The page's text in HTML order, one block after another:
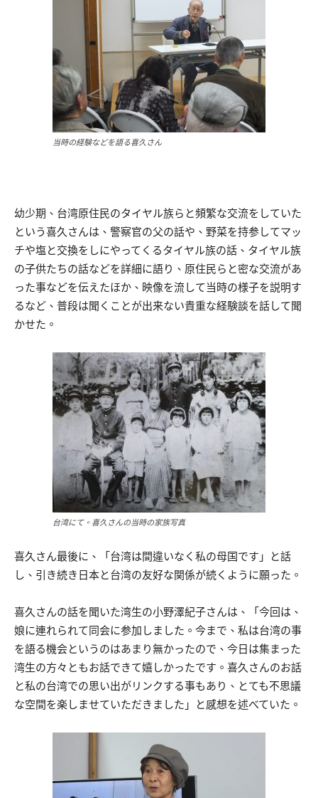
当時の経験などを語る喜久さん
幼少期、台湾原住民のタイヤル族らと頻繁な交流をしていた
という喜久さんは、警察官の父の話や、野菜を持参してマッ
チや塩と交換をしにやってくるタイヤル族の話、タイヤル族
の子供たちの話などを詳細に語り、原住民らと密な交流があ
った事などを伝えたほか、映像を流して当時の様子を説明す
るなど、普段は聞くことが出来ない貴重な経験談を話して聞
かせた。
台湾にて。喜久さんの当時の家族写真
喜久さん最後に、「台湾は間違いなく私の母国です」と話
し、引き続き日本と台湾の友好な関係が続くように願った。
喜久さんの話を聞いた湾生の小野澤紀子さんは、「今回は、
娘に連れられて同会に参加しました。今まで、私は台湾の事
を語る機会というのはあまり無かったので、今日は集まった
湾生の方々ともお話できて嬉しかったです。喜久さんのお話
と私の台湾での思い出がリンクする事もあり、とても不思議
な空間を楽しませていただきました」と感想を述べていた。